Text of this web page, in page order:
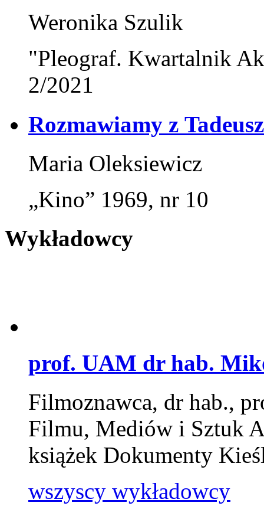
Weronika Szulik
"Pleograf. Kwartalnik
2/2021
Rozmawiamy z
Maria Oleksiewicz
„Kino” 1969, nr 10
Wykładowcy
prof. UAM dr hab.
Filmoznawca, dr hab.,
Filmu, Mediów i Sztuk
książek Dokumenty
wszyscy wykładowcy